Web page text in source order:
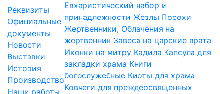
Реквизиты
Официальные
документы
Новости
Выставки
История
Производство
Наши работы
Евхаристический набор и
принадлежности Жезлы Посохи
Жертвенники, Облачения на
жертвенник Завеса на царские врата
Иконки на митру Кадила Капсула для
закладки храма Книги
богослужебные Киоты для храма
Ковчеги для преждеосвященных